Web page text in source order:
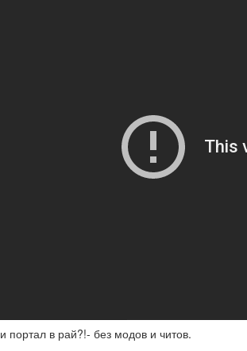
портал в рай?!- без модов и читов.